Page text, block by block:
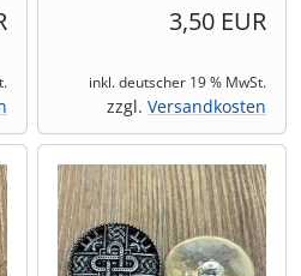
3,50 EUR
inkl. deutscher 19 % MwSt.
zzgl. Versandkosten